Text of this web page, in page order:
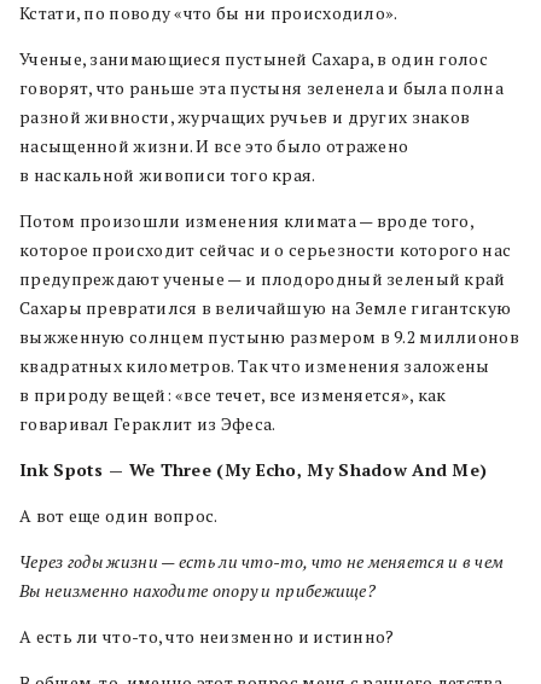
Кстати, по поводу «что бы ни происходило».
Ученые, занимающиеся пустыней Сахара, в один голос
говорят, что раньше эта пустыня зеленела и была полна
разной живности, журчащих ручьев и других знаков
насыщенной жизни. И все это было отражено
в наскальной живописи того края.
Потом произошли изменения климата — вроде того,
которое происходит сейчас и о серьезности которого нас
предупреждают ученые — и плодородный зеленый край
Сахары превратился в величайшую на Земле гигантскую
выжженную солнцем пустыню размером в 9.2 миллионов
квадратных километров. Так что изменения заложены
в природу вещей: «все течет, все изменяется», как
говаривал Гераклит из Эфеса.
Ink Spots — We Three (My Echo, My Shadow And Me)
А вот еще один вопрос.
Через годы жизни — есть ли что-то, что не меняется и в чем
Вы неизменно находите опору и прибежище?
А есть ли что-то, что неизменно и истинно?